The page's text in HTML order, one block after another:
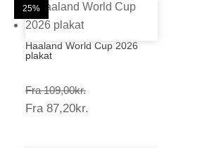
20%
Haaland World Cup 2026
plakat
Fra 109,00kr.Prisinterval:
109,00kr.
Fra 87,20kr.
20%
25%
25%
25%
25%
25%
25%
20%
25%
25%
25%